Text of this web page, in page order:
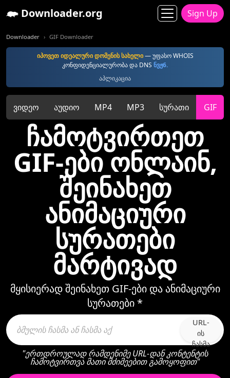
Downloader.org Sign Up
Downloader GIF Downloader
იპოვეთ იდეალური დომენის სახელი— უფასო WHOIS
კონფიდენციალურობა და DNS ნვჟ6.
აპლიკაცია
ვიდეო აუდიო MP4 MP3 სურათი GIF
ჩამოტვირთეთ
GIF-ები ონლაინ,
შეინახეთ
ანიმაციური
სურათები
მარტივად
მყისიერად შეინახეთ GIF-ები და ანიმაციური
სურათები *
URL-
ის
ჩასმა
"ერთდროულად რამდენიმე URL-დან კონტენტის
ჩამოტვირთვა მათი მძიმეებით გამოყოფით"